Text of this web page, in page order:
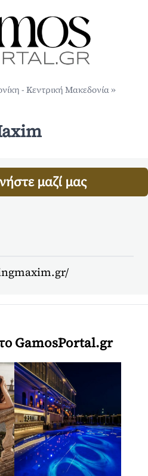
- Κεντρική Μακεδονία»
μαζί μας
GamosPortal.gr